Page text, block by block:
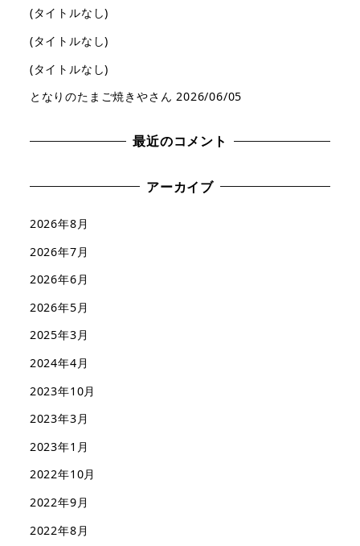
(タイトルなし)
(タイトルなし)
(タイトルなし)
となりのたまご焼きやさん 2026/06/05
最近のコメント
アーカイブ
2026年8月
2026年7月
2026年6月
2026年5月
2025年3月
2024年4月
2023年10月
2023年3月
2023年1月
2022年10月
2022年9月
2022年8月